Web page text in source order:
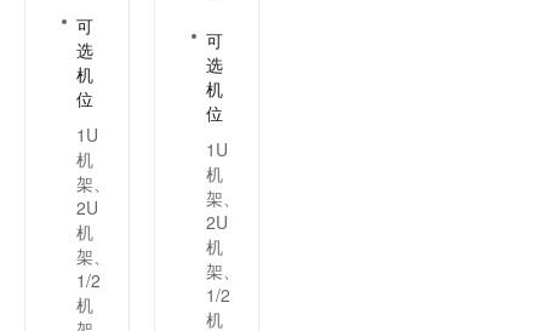
可
选
机
位
1U
机
架、
2U
机
架、
1/2
机
可
选
机
位
1U
机
架、
2U
机
架、
1/2
机